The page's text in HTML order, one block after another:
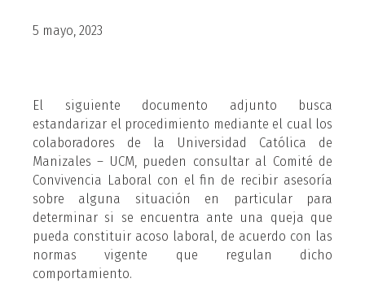
5 mayo, 2023
El siguiente documento adjunto busca
estandarizar el procedimiento mediante el cual los
colaboradores de la Universidad Católica de
Manizales – UCM, pueden consultar al Comité de
Convivencia Laboral con el fin de recibir asesoría
sobre alguna situación en particular para
determinar si se encuentra ante una queja que
pueda constituir acoso laboral, de acuerdo con las
normas vigente que regulan dicho
comportamiento.